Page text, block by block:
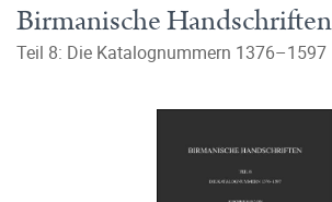
Birmanische Handschriften
Teil 8: Die Katalognummern 1376–1597